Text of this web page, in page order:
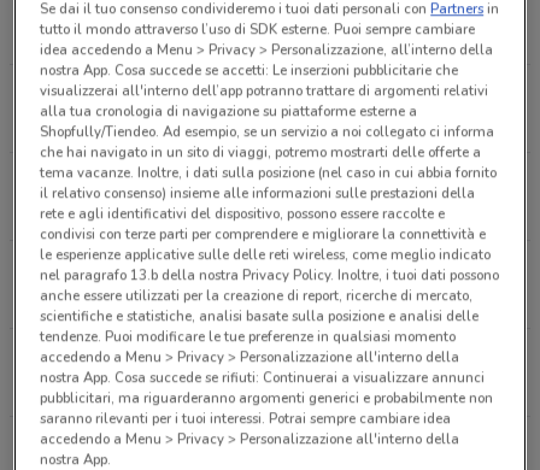
Via Dora Riparia, 36A Pomezia Loc. Torvaianica
6.3 km
APERTO
Via Ugo Foscolo Aprilia
14.5 km
APERTO
Piazza Risorgimento, 9 Albano Laziale
14.6 km
APERTO
Piazza Risorgimento, 9 Albano Laziale
14.7 km
APERTO
Via G. Usellini, 287 Roma
15.5 km
APERTO
Tutti i negozi Pam
Se dai il tuo consenso condivideremo i tuoi dati personali conPartnersin
tutto il mondo attraverso l’uso di SDK esterne. Puoi sempre cambiare
idea accedendo a Menu > Privacy > Personalizzazione, all’interno della
nostra App. Cosa succede se accetti: Le inserzioni pubblicitarie che
visualizzerai all'interno dell’app potranno trattare di argomenti relativi
alla tua cronologia di navigazione su piattaforme esterne a
Shopfully/Tiendeo. Ad esempio, se un servizio a noi collegato ci informa
che hai navigato in un sito di viaggi, potremo mostrarti delle offerte a
tema vacanze. Inoltre, i dati sulla posizione (nel caso in cui abbia fornito
il relativo consenso) insieme alle informazioni sulle prestazioni della
rete e agli identificativi del dispositivo, possono essere raccolte e
condivisi con terze parti per comprendere e migliorare la connettività e
le esperienze applicative sulle delle reti wireless, come meglio indicato
nel paragrafo 13.b della nostra Privacy Policy. Inoltre, i tuoi dati possono
anche essere utilizzati per la creazione di report, ricerche di mercato,
scientifiche e statistiche, analisi basate sulla posizione e analisi delle
tendenze. Puoi modificare le tue preferenze in qualsiasi momento
accedendo a Menu > Privacy > Personalizzazione all'interno della
nostra App. Cosa succede se rifiuti: Continuerai a visualizzare annunci
pubblicitari, ma riguarderanno argomenti generici e probabilmente non
saranno rilevanti per i tuoi interessi. Potrai sempre cambiare idea
accedendo a Menu > Privacy > Personalizzazione all'interno della
nostra App.